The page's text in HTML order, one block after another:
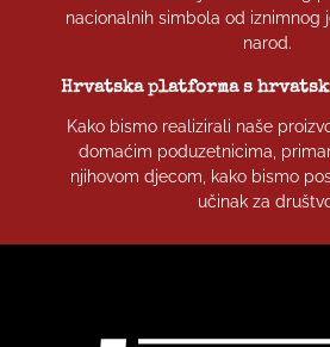
nacionalnih simbola od iznimnog
narod.
Hrvatska platforma s
Kako bismo realizirali naše
domaćim poduzetnicima,
njihovom djecom, kako bismo
učinak za